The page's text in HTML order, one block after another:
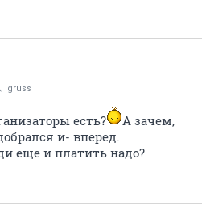
gruss
есть?
А зачем,
и- вперед.
еще и платить надо?